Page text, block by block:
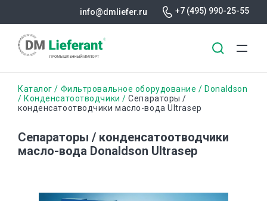
основному
info@dmliefer.ru +7 (495) 990-25-55
Строка
навигации
Каталог Фильтровальное оборудование
Donaldson
Конденсатоотводчики
Сепараторы /
конденсатоотводчики масло-вода Ultrasep
Сепараторы / конденсатоотводчики
масло-вода Donaldson Ultrasep